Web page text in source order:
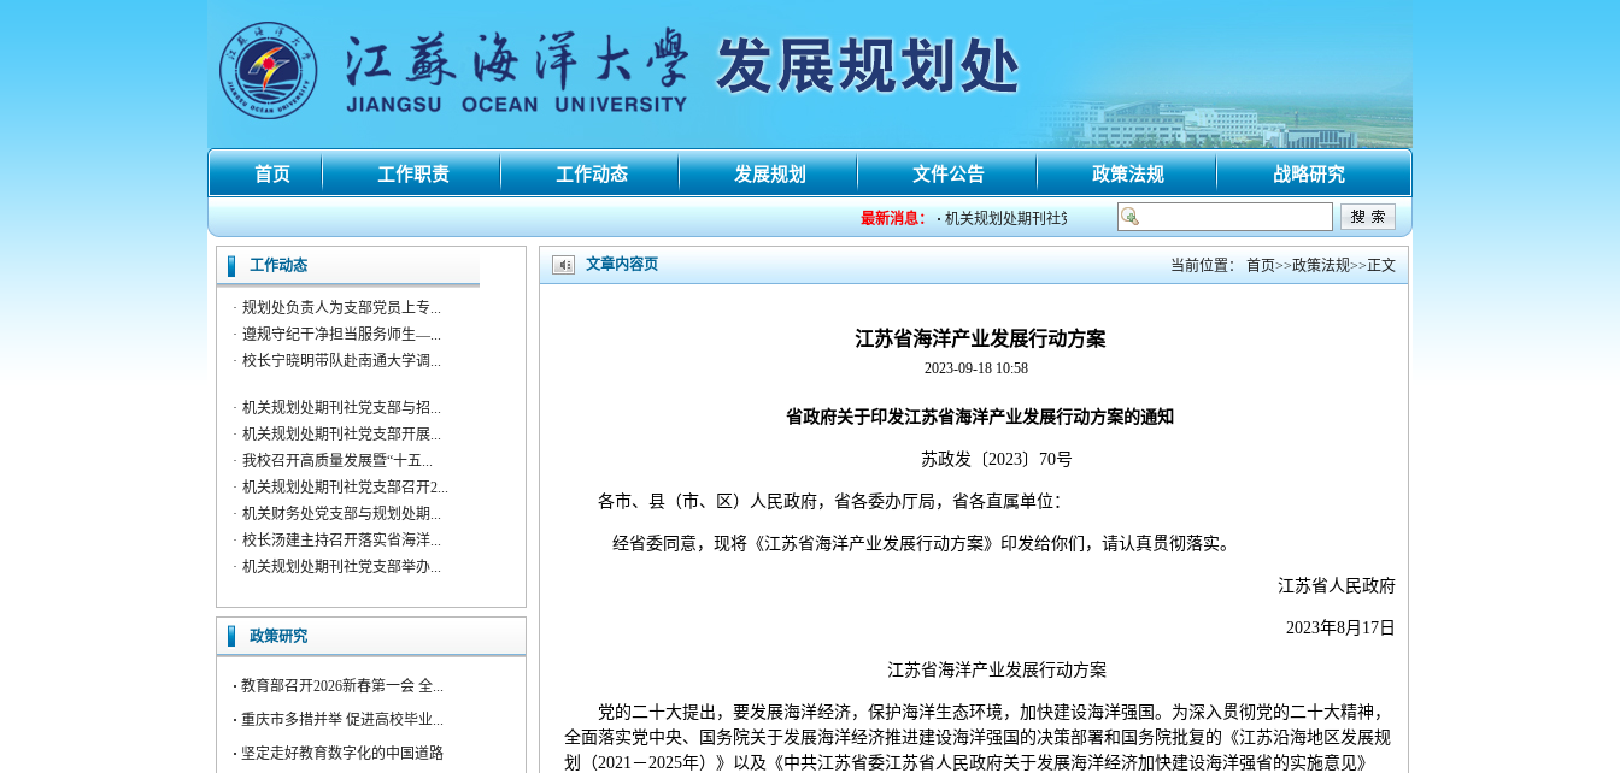
首页 工作职责 工作动态 发展规划 文件公告 政策法规 战略研究
最新消息： ·机关规划处期刊社党支部与招标审计党支部联合开展“游园沐廉固初心 观影铸魂植情怀”主题党日活动
工作动态
· 机关规划处期刊社党支部与招...
· 机关规划处期刊社党支部开展...
· 机关规划处期刊社党支部召开2...
机关财务处党支部与规划处期...
· 校长汤建主持召开落实省海洋...
· 机关规划处期刊社党支部举办...
·
规划处负责人为支部党员上专...
· 遵规守纪干净担当服务师生—...
校长宁晓明带队赴南通大学调...
· 机关规划处期刊社党支部与招...
我校召开高质量发展暨“十五...
机关规划处期刊社党支部召开2...
机关财务处党支部与规划处期...
校长汤建主持召开落实省海洋...
机关规划处期刊社党支部举办...
规划处负责人为支部党员上专...
遵规守纪干净担当服务师生—...
· 校长宁晓明带队赴南通大学调...
政策研究
· 教育部召开2026新春第一会 全...
· 重庆市多措并举 促进高校毕业...
· 坚定走好教育数字化的中国道路
文章内容页 当前位置： 首页>>政策法规>>正文
江苏省海洋产业发展行动方案
2023-09-18 10:58
省政府关于印发江苏省海洋产业发展行动方案的通知
苏政发〔2023〕70号
各市、县（市、区）人民政府，省各委办厅局，省各直属单位：
经省委同意，现将《江苏省海洋产业发展行动方案》印发给你们，请认真贯彻落实。
江苏省人民政府
2023年8月17日
江苏省海洋产业发展行动方案
党的二十大提出，要发展海洋经济，保护海洋生态环境，加快建设海洋强国。为深入贯彻党的二十大精神，
全面落实党中央、国务院关于发展海洋经济推进建设海洋强国的决策部署和国务院批复的《江苏沿海地区发展规
划（2021－2025年）》以及《中共江苏省委江苏省人民政府关于发展海洋经济加快建设海洋强省的实施意见》